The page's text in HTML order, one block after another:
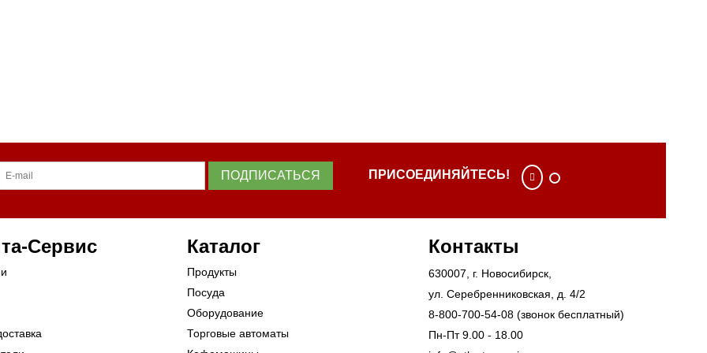
ПОДПИСАТЬСЯ ПРИСОЕДИНЯЙТЕСЬ!
Сервис Каталог
Продукты
Посуда
Оборудование
Торговые автоматы
Контакты
630007 , г. Новосибирск
ул. Серебренниковская, д. 4/2
8-800-700-54-08 (звонок бесплатный)
Пн-Пт 9.00 - 18.00